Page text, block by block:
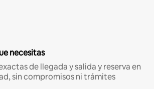
necesitas
de llegada y salida y reserva en
sin compromisos ni trámites